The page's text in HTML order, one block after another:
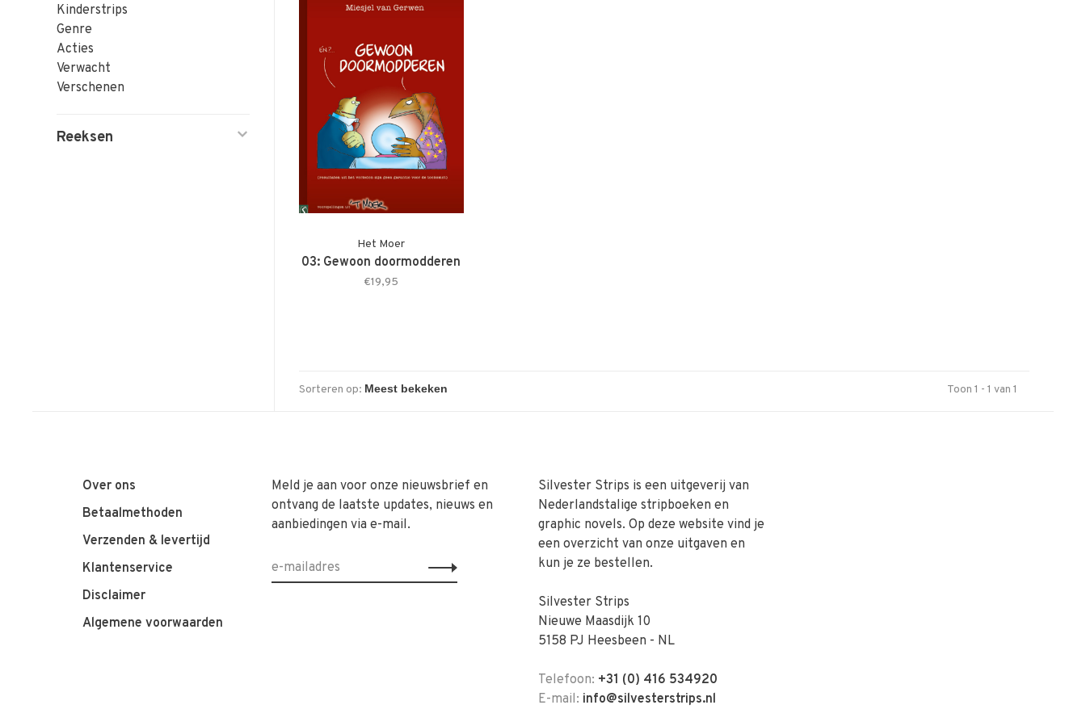
Kinderstrips
Genre
Acties
Verwacht
Verschenen
Reeksen
Het Moer
03: Gewoon doormodderen
€19,95
Sorteren op: Toon 1 - 1 van 1
Over ons
Betaalmethoden
Verzenden & levertijd
Klantenservice
Disclaimer
Algemene voorwaarden
Meld je aan voor onze nieuwsbrief en
ontvang de laatste updates, nieuws en
aanbiedingen via e-mail.
Silvester Strips is een uitgeverij van
Nederlandstalige stripboeken en
graphic novels. Op deze website vind je
een overzicht van onze uitgaven en
kun je ze bestellen.
Silvester Strips
Nieuwe Maasdijk 10
5158 PJ Heesbeen - NL
Telefoon: +31 (0) 416 534920
E-mail: info@silvesterstrips.nl